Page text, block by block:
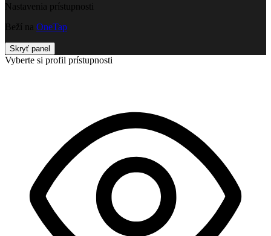
Nastavenia prístupnosti
Beží na OneTap
Skryť panel
Vyberte si profil prístupnosti